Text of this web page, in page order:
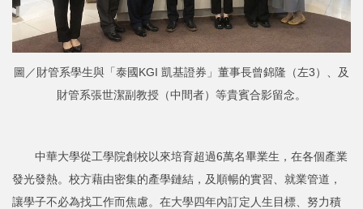
圖／財管系學生與「泰國KGI 凱基證券」董事長曾錦隆（左3）、及
財管系張世潔副教授（中間者）等貴賓合影留念。
中華大學從工學院創校以來培育超過6萬名畢業生，在各個產業
發光發熱。校方藉由密集的產學鏈結，及順暢的實習、就業管道，
讓學子不必為找工作而焦慮。在大學四年內訂定人生目標、努力積